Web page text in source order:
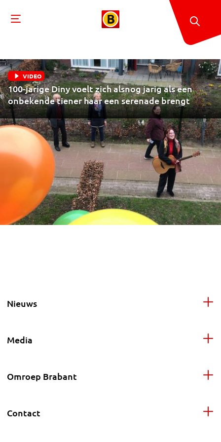
VIDEO
100-jarige Diny voelt zich alsnog jarig als een
onbekende tiener haar een serenade brengt
Nieuws
Media
Omroep Brabant
Contact